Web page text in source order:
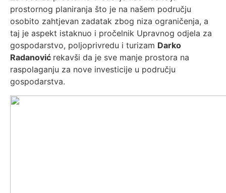
prostornog planiranja što je na našem području
osobito zahtjevan zadatak zbog niza ograničenja, a
taj je aspekt istaknuo i pročelnik Upravnog odjela za
gospodarstvo, poljoprivredu i turizam Darko
Radanović rekavši da je sve manje prostora na
raspolaganju za nove investicije u području
gospodarstva.